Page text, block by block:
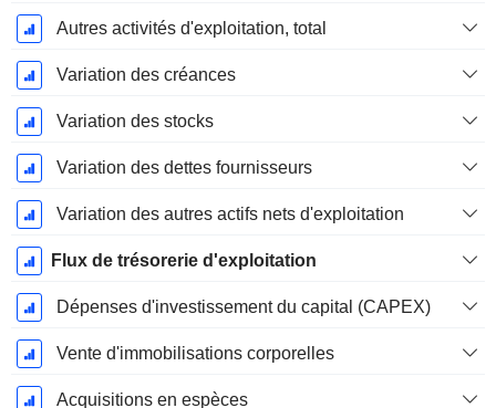
Autres activités d'exploitation, total
Variation des créances
Variation des stocks
Variation des dettes fournisseurs
Variation des autres actifs nets d'exploitation
Flux de trésorerie d'exploitation
Dépenses d'investissement du capital (CAPEX)
Vente d'immobilisations corporelles
Acquisitions en espèces